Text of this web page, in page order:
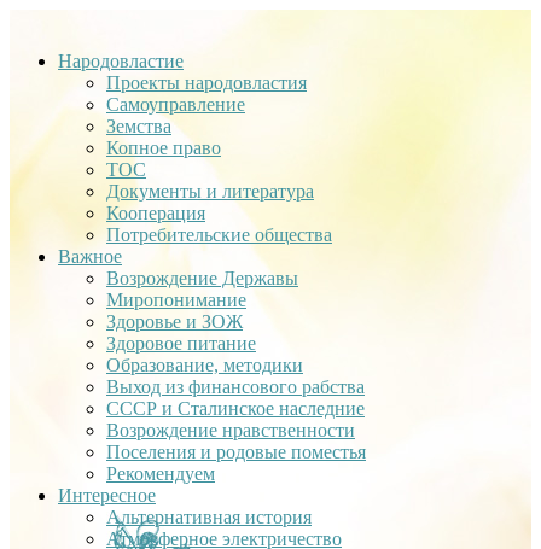
Народовластие
Проекты народовластия
Самоуправление
Земства
Копное право
ТОС
Документы и литература
Кооперация
Потребительские общества
Важное
Возрождение Державы
Миропонимание
Здоровье и ЗОЖ
Здоровое питание
Образование, методики
Выход из финансового рабства
СССР и Сталинское наследние
Возрождение нравственности
Поселения и родовые поместья
Рекомендуем
Интересное
Альтернативная история
Атмосферное электричество